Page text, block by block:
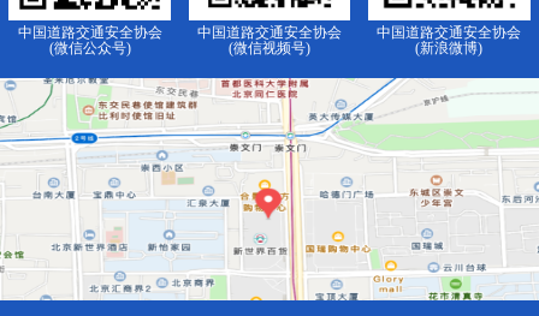
中国道路交通安全协会
(微信公众号)
中国道路交通安全协会
(微信视频号)
中国道路交通安全协会
(新浪微博)